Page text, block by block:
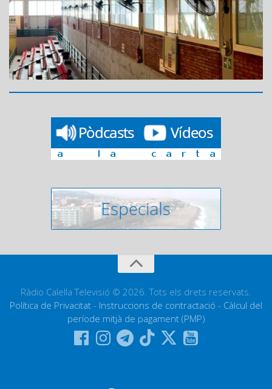
Ràdio Calella Televisió © 2026. Tots els drets reservats.
Política de Privacitat - Instruccions de contractació - Càlcul del
període mitjà de pagament (PMP)